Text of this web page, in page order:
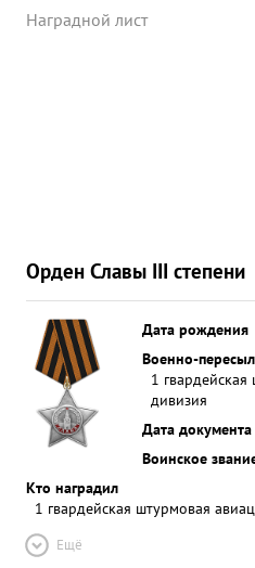
пожара, рассеял и
этого подавил полка т. М.
Наградной лист
Орден Славы III степени
Дата рождения
Военно-
1
дивизия
Дата документа
Воинское
Кто наградил
1 гвардейская штурмовая
Ещё